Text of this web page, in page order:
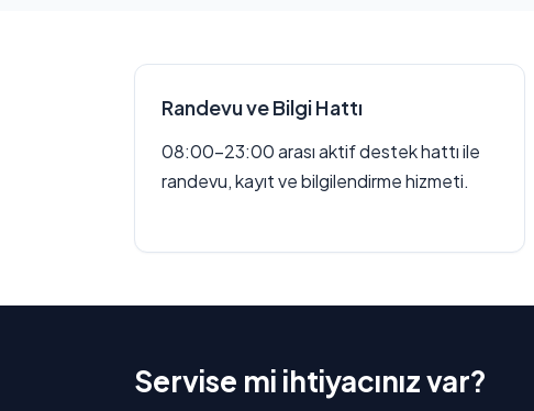
Randevu ve Bilgi Hattı
08:00–23:00 arası aktif destek hattı ile
randevu, kayıt ve bilgilendirme hizmeti.
Servise mi ihtiyacınız var?